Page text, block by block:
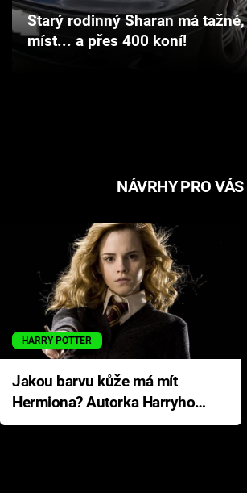
Starý rodinný Sharan má
míst... a přes 400 koní!
NÁVRHY PRO VÁS
HARRY POTTER
Jakou barvu kůže má mít
Hermiona? Autorka Harryho
Pottera přišla s ráznou